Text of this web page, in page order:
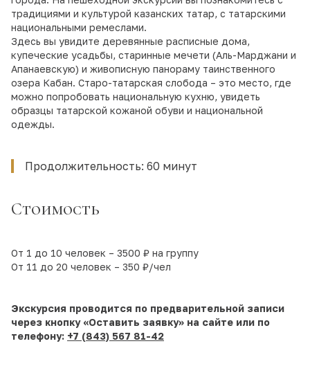
традициями и культурой казанских татар, с татарскими
национальными ремеслами.
Здесь вы увидите деревянные расписные дома,
купеческие усадьбы, старинные мечети (Аль-Марджани и
Апанаевскую) и живописную панораму таинственного
озера Кабан. Старо-татарская слобода – это место, где
можно попробовать национальную кухню, увидеть
образцы татарской кожаной обуви и национальной
одежды.
Продолжительность: 60 минут
Стоимость
От 1 до 10 человек – 3500 ₽ на группу
От 11 до 20 человек – 350 ₽/чел
Экскурсия проводится по предварительной записи
через кнопку «Оставить заявку» на сайте или по
телефону: +7 (843) 567 81-42